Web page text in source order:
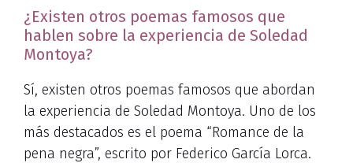
¿Existen otros poemas famosos que
hablen sobre la experiencia de Soledad
Montoya?
Sí, existen otros poemas famosos que abordan
la experiencia de Soledad Montoya. Uno de los
más destacados es el poema “Romance de la
pena negra”, escrito por Federico García Lorca.